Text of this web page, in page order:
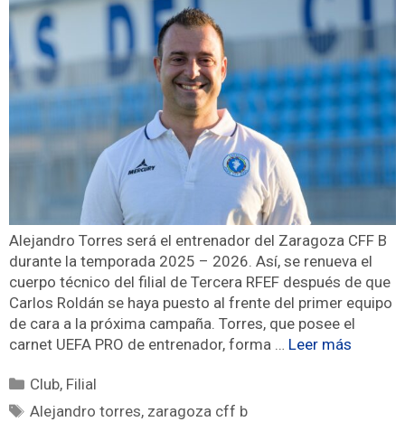
Alejandro Torres será el entrenador del Zaragoza CFF B
durante la temporada 2025 – 2026. Así, se renueva el
cuerpo técnico del filial de Tercera RFEF después de que
Carlos Roldán se haya puesto al frente del primer equipo
de cara a la próxima campaña. Torres, que posee el
carnet UEFA PRO de entrenador, forma … Leer más
Club, Filial
Alejandro torres, zaragoza cff b